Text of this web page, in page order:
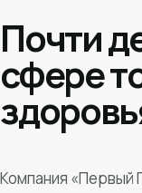
Почти
сфере
Компания «Первый